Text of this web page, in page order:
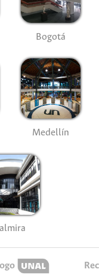
Bogotá
Medellín